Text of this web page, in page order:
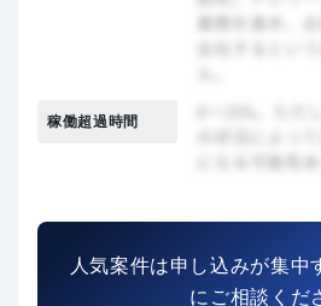
稼働超過時間
人気案件は申し込みが集中
にご相談くだ